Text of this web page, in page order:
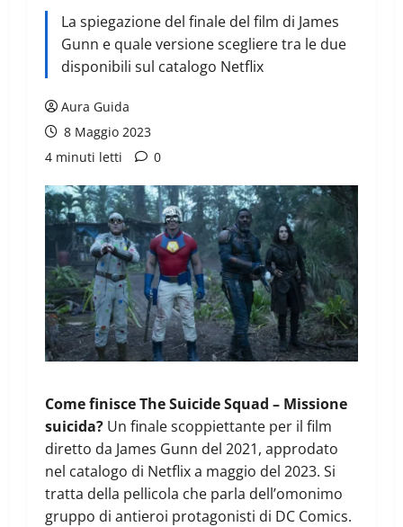
La spiegazione del finale del film di James
Gunn e quale versione scegliere tra le due
disponibili sul catalogo Netflix
Aura Guida
8 Maggio 2023
4 minuti letti
0
Come finisce The Suicide Squad – Missione
suicida? Un finale scoppiettante per il film
diretto da James Gunn del 2021, approdato
nel catalogo di Netflix a maggio del 2023. Si
tratta della pellicola che parla dell’omonimo
gruppo di antieroi protagonisti di DC Comics.